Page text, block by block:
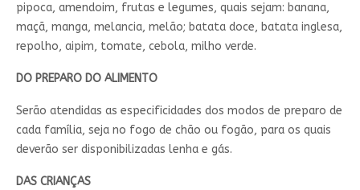
pipoca, amendoim, frutas e legumes, quais sejam: banana,
maçã, manga, melancia, melão; batata doce, batata inglesa,
repolho, aipim, tomate, cebola, milho verde.
DO PREPARO DO ALIMENTO
Serão atendidas as especificidades dos modos de preparo de
cada família, seja no fogo de chão ou fogão, para os quais
deverão ser disponibilizadas lenha e gás.
DAS CRIANÇAS